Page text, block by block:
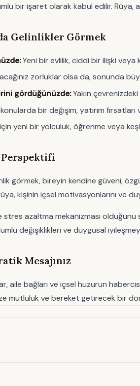
bir işaret olarak kabul edilir. Rüya,
Gelinlikler Görmek
Yeni bir evlilik, ciddi bir ilişki veya
zorluklar olsa da, sonunda
gördüğünüzde:Yakın
bir değişim, yatırım
yeni bir yolculuk, öğrenme veya
görmek, bireyin kendine güveni,
kişinin içsel motivasyonlarını ve
azaltma mekanizması olduğunu
değişiklikleri ve duygusal
Mesajınız
aile bağları ve içsel huzurun
mutluluk ve bereket getirecek bir